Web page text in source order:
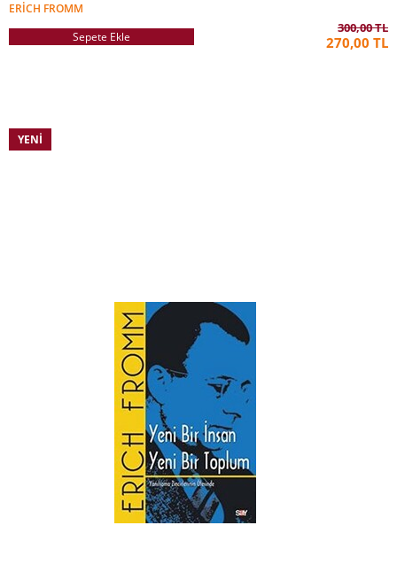
ERICH FROMM
Sepete Ekle
300,00 TL
270,00 TL
YENI